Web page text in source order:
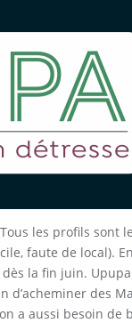
les profils sont
faute de local).
dès la fin juin.
d’acheminer des
a aussi besoin de